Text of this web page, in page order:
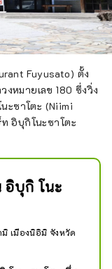
Fuyusato) ตั้ง
หมายเลข 180 ซึ่งวิ่ง
ะซาโตะ (Niimi
อิบุกิโนะซาโตะ
อิบุกิ โนะ
มิ เมืองนิอิมิ จังหวัด